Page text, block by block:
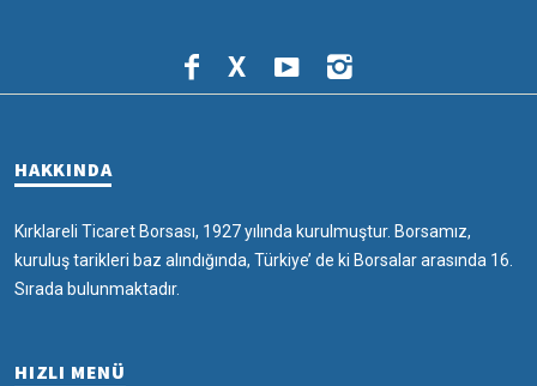
X
HAKKINDA
Kırklareli Ticaret Borsası, 1927 yılında kurulmuştur. Borsamız,
kuruluş tarikleri baz alındığında, Türkiye’ de ki Borsalar arasında 16.
Sırada bulunmaktadır.
HIZLI MENÜ